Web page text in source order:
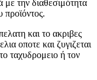
την διαθεσιμότητα
και το ακριβες
οποτε και ζυγιζεται
ταχυδρομειο ή τον